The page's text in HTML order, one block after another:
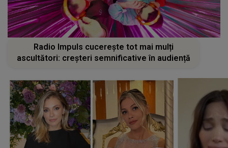
Radio Impuls cucerește tot mai mulți
ascultători: creșteri semnificative în audiență